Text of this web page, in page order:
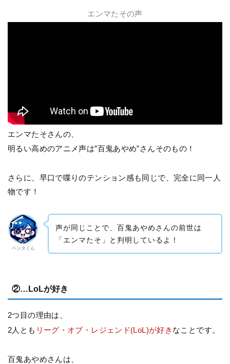
エンマたその声
エンマたそさんの、
明るい高めのアニメ声は”百鬼あやめ”さんそのもの！
さらに、早口で喋りのテンション感も同じで、完全に同一人
物です！
ペンタくん
声が同じことで、百鬼あやめさんの前世は
「エンマたそ」と判明しているよ！
②…LoLが好き
2つ目の理由は、
2人とも リーグ・オブ・レジェンド(LoL)が好き なことです。
百鬼あやめさんは、